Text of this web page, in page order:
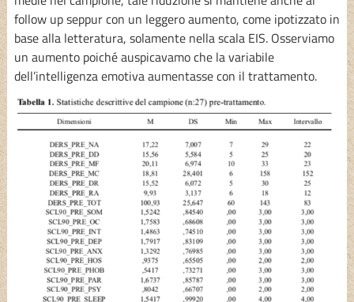
follow up seppur con un leggero aumento, come ipotizzato in
base alla letteratura, solamente nella scala EIS. Osserviamo
un aumento poiché auspicavamo che la variabile
dell’intelligenza emotiva aumentasse con il trattamento.